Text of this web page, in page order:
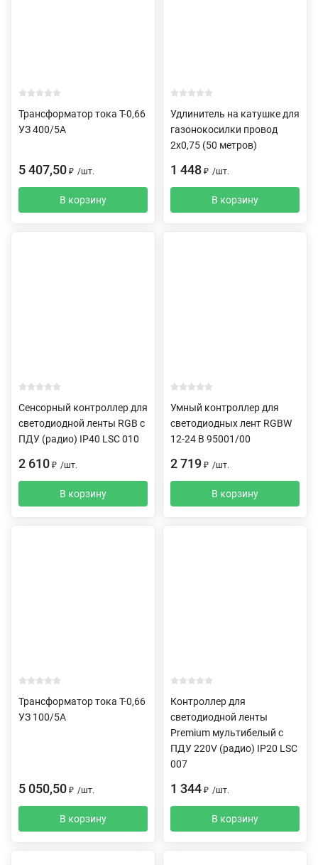
Трансформатор тока Т-0,66
УЗ 400/5А
5 407,50 ₽ /шт.
В корзину
Удлинитель на катушке для
газонокосилки провод
2х0,75 (50 метров)
1 448 ₽ /шт.
В корзину
Сенсорный контроллер для
светодиодной ленты RGB с
ПДУ (радио) IP40 LSC 010
2 610 ₽ /шт.
В корзину
Умный контроллер для
светодиодных лент RGBW
12-24 В 95001/00
2 719 ₽ /шт.
В корзину
Трансформатор тока Т-0,66
УЗ 100/5А
5 050,50 ₽ /шт.
В корзину
Контроллер для
светодиодной ленты
Premium мультибелый с
ПДУ 220V (радио) IP20 LSC
007
1 344 ₽ /шт.
В корзину